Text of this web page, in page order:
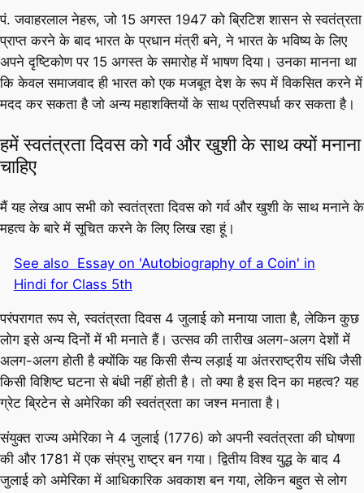
पं. जवाहरलाल नेहरू, जो 15 अगस्त 1947 को ब्रिटिश शासन से स्वतंत्रता
प्राप्त करने के बाद भारत के प्रधान मंत्री बने, ने भारत के भविष्य के लिए
अपने दृष्टिकोण पर 15 अगस्त के समारोह में भाषण दिया। उनका मानना था
कि केवल समाजवाद ही भारत को एक मजबूत देश के रूप में विकसित करने में
मदद कर सकता है जो अन्य महाशक्तियों के साथ प्रतिस्पर्धा कर सकता है।
हमें स्वतंत्रता दिवस को गर्व और खुशी के साथ क्यों मनाना
चाहिए
मैं यह लेख आप सभी को स्वतंत्रता दिवस को गर्व और खुशी के साथ मनाने के
महत्व के बारे में सूचित करने के लिए लिख रहा हूं।
See also Essay on 'Autobiography of a Coin' in
Hindi for Class 5th
परंपरागत रूप से, स्वतंत्रता दिवस 4 जुलाई को मनाया जाता है, लेकिन कुछ
लोग इसे अन्य दिनों में भी मनाते हैं। उत्सव की तारीख अलग-अलग देशों में
अलग-अलग होती है क्योंकि यह किसी सैन्य लड़ाई या अंतरराष्ट्रीय संधि जैसी
किसी विशिष्ट घटना से बंधी नहीं होती है। तो क्या है इस दिन का महत्व? यह
ग्रेट ब्रिटेन से अमेरिका की स्वतंत्रता का जश्न मनाता है।
संयुक्त राज्य अमेरिका ने 4 जुलाई (1776) को अपनी स्वतंत्रता की घोषणा
की और 1781 में एक संप्रभु राष्ट्र बन गया। द्वितीय विश्व युद्ध के बाद 4
जुलाई को अमेरिका में आधिकारिक अवकाश बन गया, लेकिन बहुत से लोग